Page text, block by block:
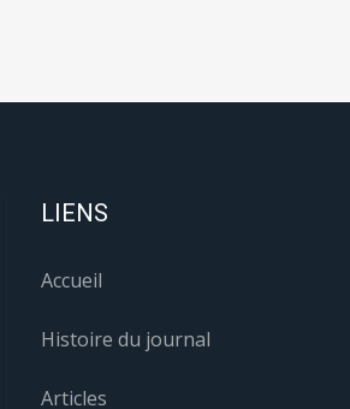
LIENS
Accueil
Histoire du journal
Articles